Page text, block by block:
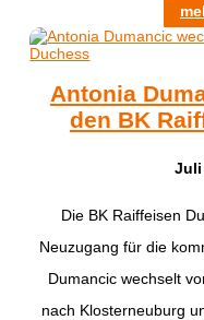
Antonia
den BK
Juli
Die BK Raiffeisen
Neuzugang für die
Dumancic wechselt
nach Klosterneuburg